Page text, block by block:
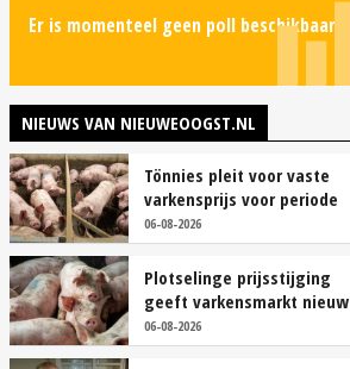
Er is momenteel geen poll beschikbaar.
NIEUWS VAN NIEUWEOOGST.NL
Tönnies pleit voor vaste
varkensprijs voor periode
van zes maanden
06-08-2026
Plotselinge prijsstijging
geeft varkensmarkt nieuw
perspectief
06-08-2026